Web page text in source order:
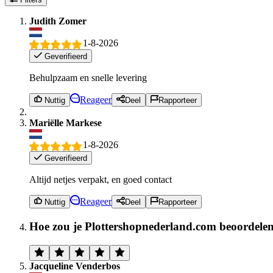
Judith Zomer
1-8-2026
Geverifieerd
Behulpzaam en snelle levering
Nuttig Reageer Deel Rapporteer
Mariëlle Markese
1-8-2026
Geverifieerd
Altijd netjes verpakt, en goed contact
Nuttig Reageer Deel Rapporteer
Hoe zou je Plottershopnederland.com
Jacqueline Venderbos